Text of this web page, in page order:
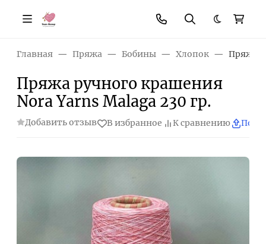
Темная
Главная Пряжа Бобины Хлопок Пряжа
Пряжа ручного крашения
Nora Yarns Malaga 230 гр.
Добавить отзыв В избранное К сравнению